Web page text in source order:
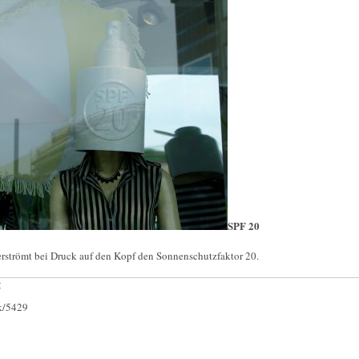
SPF 20
bei Druck auf den Kopf den Sonnenschutzfaktor 20.
5429